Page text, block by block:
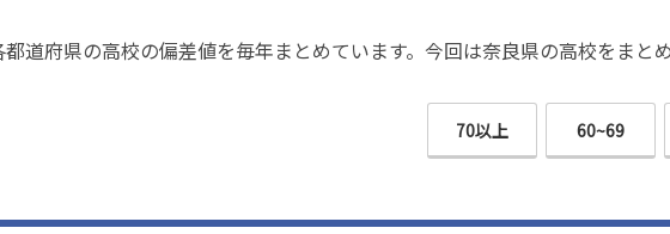
道府県の高校の偏差値を毎年まとめています。今回は奈良県の高校をまと
70以上 60~69